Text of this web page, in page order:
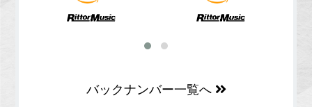
バックナンバー一覧へ